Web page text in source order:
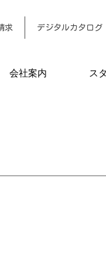
求 デジタルカタログ
会社案内 ス